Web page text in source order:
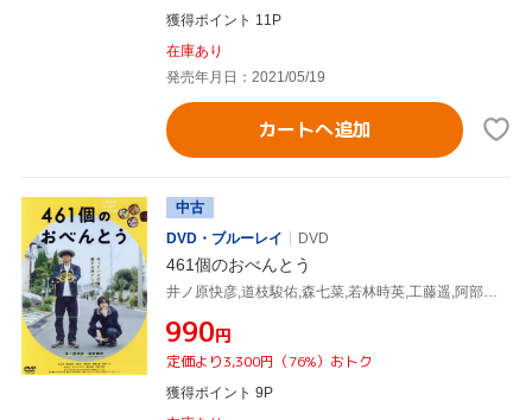
獲得ポイント 11P
在庫あり
発売年月日：2021/05/19
カートへ追加
中古
DVD・ブルーレイ
DVD
461個のおべんとう
井ノ原快彦,道枝駿佑,森七菜,若林時英,工藤遥,阿部純子,兼重淳(監督、脚本),渡辺俊美(原作)
¥990円
定価より3,300円（76%）おトク
獲得ポイント 9P